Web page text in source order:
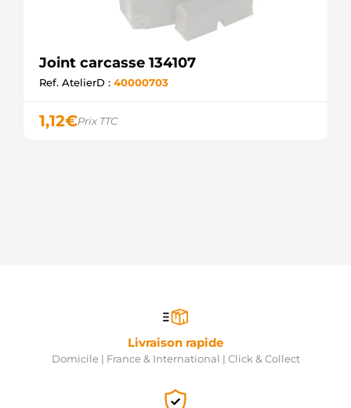
Joint carcasse 134107
Ref. AtelierD : 40000703
1,12€Prix TTC
Livraison rapide
Domicile | France & International | Click & Collect